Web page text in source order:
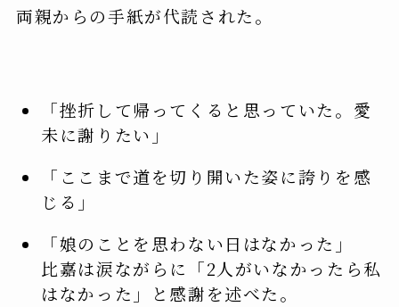
両親からの手紙が代読された。
「挫折して帰ってくると思っていた。愛
未に謝りたい」
「ここまで道を切り開いた姿に誇りを感
じる」
「娘のことを思わない日はなかった」
比嘉は涙ながらに「2人がいなかったら私
はなかった」と感謝を述べた。